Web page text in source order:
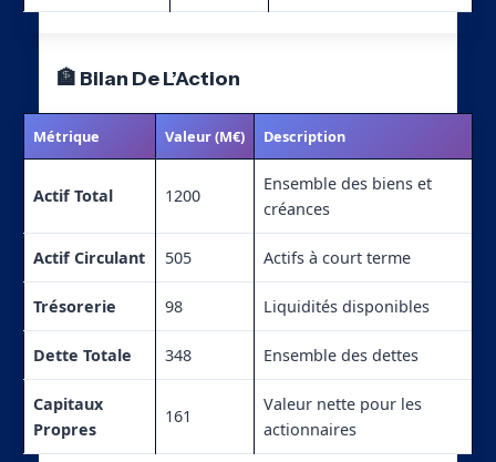
🏦 Bilan De L’Action
Métrique Valeur (M€) Description
Actif Total 1200
Ensemble des biens et
créances
Actif Circulant 505 Actifs à court terme
Trésorerie 98 Liquidités disponibles
Dette Totale 348 Ensemble des dettes
Capitaux
Propres
161
Valeur nette pour les
actionnaires